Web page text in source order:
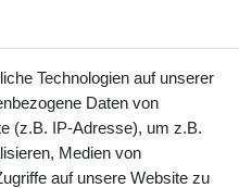
400
Technologien auf unserer
Daten von
(z.B. IP-Adresse), um z.B.
Medien von
auf unsere Website zu